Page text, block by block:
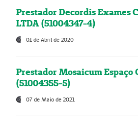
Prestador Decordis Exames
LTDA (51004347-4)
01 de Abril de 2020
Prestador Mosaicum
(51004355-5)
07 de Maio de 2021